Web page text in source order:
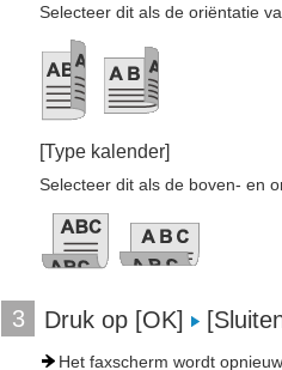
Selecteer dit als de oriëntatie
[Type kalender]
Selecteer dit als de boven- en
3 Druk op [OK]
Het faxscherm wordt